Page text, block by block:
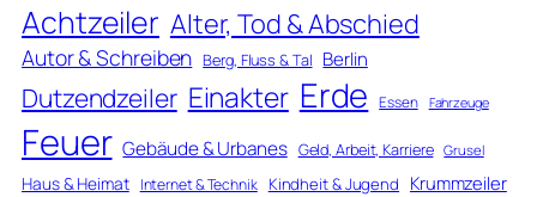
Achtzeiler Alter, Tod & Abschied
Autor & Schreiben Berg, Fluss & Tal Berlin
Dutzendzeiler Einakter Erde Essen Fahrzeuge
Feuer Gebäude & Urbanes Geld, Arbeit, Karriere Grusel
Haus & Heimat Internet & Technik Kindheit & Jugend Krummzeiler